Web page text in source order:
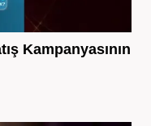
Kampanyasının